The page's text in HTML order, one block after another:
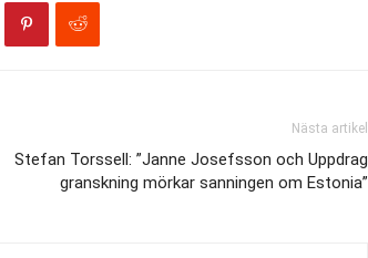
Nästa artikel
Stefan Torssell: ”Janne Josefsson och Uppdrag
granskning mörkar sanningen om Estonia”